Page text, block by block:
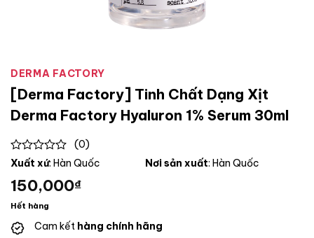
DERMA FACTORY
[Derma Factory] Tinh Chất Dạng Xịt
Derma Factory Hyaluron 1% Serum 30ml
0
of
5
(0)
Xuất xứ: Hàn Quốc Nơi sản xuất: Hàn Quốc
150,000₫
Hết hàng
Cam kết hàng chính hãng